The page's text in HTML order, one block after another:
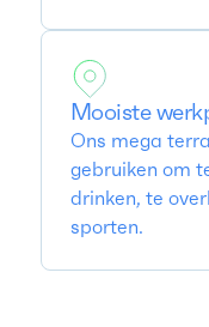
Mooiste
Ons mega
gebruiken om
drinken, te
sporten.